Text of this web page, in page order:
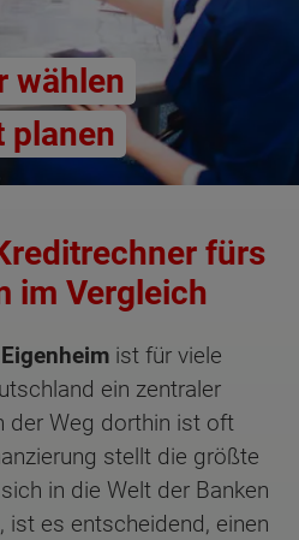
wählen
planen
fürs
im Vergleich
ist für viele
ein zentraler
der Weg dorthin ist oft
stellt die größte
in die Welt der Banken
ist es entscheidend, einen